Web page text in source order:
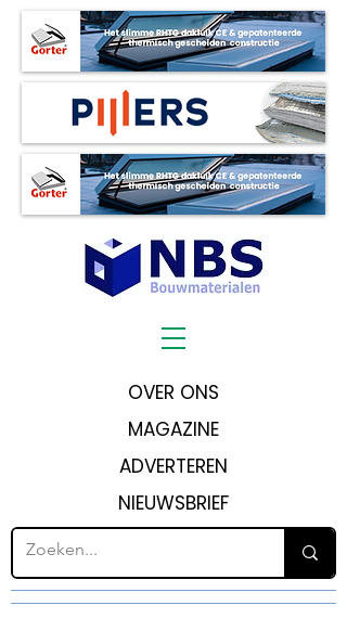
OVER ONS
MAGAZINE
ADVERTEREN
NIEUWSBRIEF